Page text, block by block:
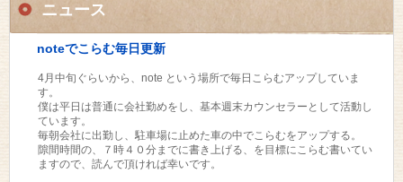
ニュース
noteでこらむ毎日更新
4月中旬ぐらいから、note という場所で毎日こらむアップしていま
す。
僕は平日は普通に会社勤めをし、基本週末カウンセラーとして活動し
ています。
毎朝会社に出勤し、駐車場に止めた車の中でこらむをアップする。
隙間時間の、７時４０分までに書き上げる、を目標にこらむ書いてい
ますので、読んで頂ければ幸いです。